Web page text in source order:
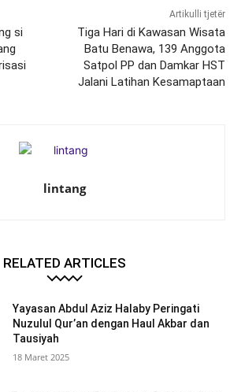
si
Artikulli tjetër
Tiga Hari di Kawasan Wisata
Batu Benawa, 139 Anggota
Satpol PP dan Damkar HST
Jalani Latihan Kesamaptaan
lintang
RELATED ARTICLES
Yayasan Abdul Aziz Halaby Peringati
Nuzulul Qur’an dengan Haul Akbar dan
Tausiyah
18 Maret 2025